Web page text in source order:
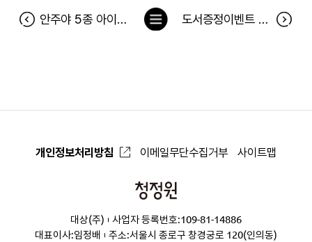
안주야 5종 아이콘 찾기 이벤트 당첨자 도서증정이벤트 <론리플래닛 베스트 베트남> 당첨자
목
개인정보처리방침 이메일무단수집거부 사이트맵
청
원
대상(주)
사업자 등록번호:109-81-14886
대표이사:임정배
주소:서울시 종로구 창경궁로 120(인의동)